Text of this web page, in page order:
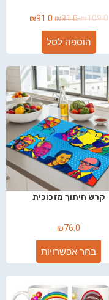
₪109.0
₪91.0
₪91.0
הוספה לסל
קרש חיתוך מזכוכית
₪76.0
בחר אפשרויות